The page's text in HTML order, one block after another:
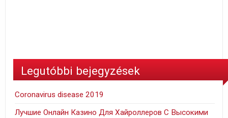
Legutóbbi bejegyzések
Coronavirus disease 2019
Лучшие Онлайн Казино Для Хайроллеров С Высокими